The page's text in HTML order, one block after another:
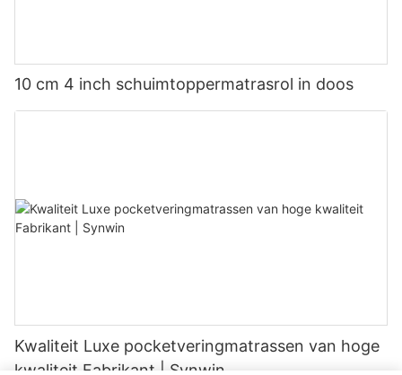
10 cm 4 inch schuimtoppermatrasrol in doos
Kwaliteit Luxe pocketveringmatrassen van hoge
kwaliteit Fabrikant | Synwin